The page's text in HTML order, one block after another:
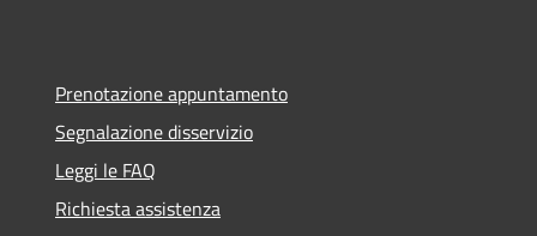
Prenotazione appuntamento
Segnalazione disservizio
Leggi le FAQ
Richiesta assistenza